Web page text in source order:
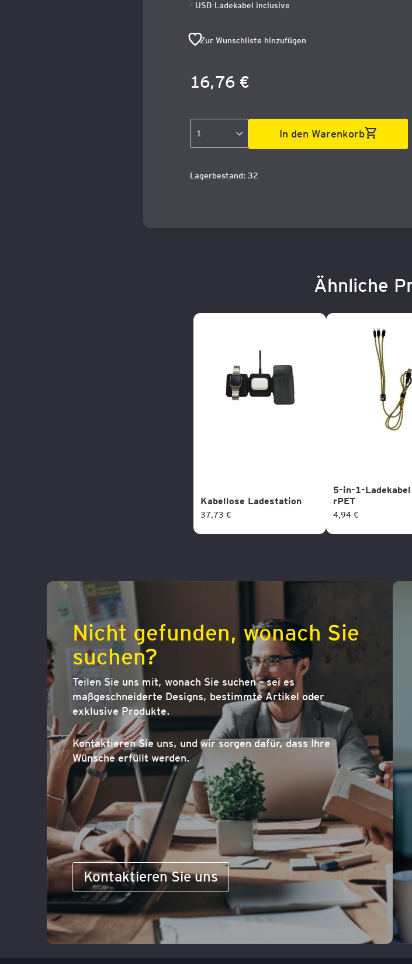
- USB-Ladekabel inclusive
Zur Wunschliste hinzufügen
16,76 €
In den Warenkorb
Lagerbestand: 32
Ähnliche
Kabellose Ladestation
37,73 €
5-in-1-Ladekabel
rPET
4,94 €
Nicht gefunden, wonach Sie
suchen?
Teilen Sie uns mit, wonach Sie suchen – sei es
maßgeschneiderte Designs, bestimmte Artikel oder
exklusive Produkte.
Kontaktieren Sie uns, und wir sorgen dafür, dass Ihre
Wünsche erfüllt werden.
Kontaktieren Sie uns